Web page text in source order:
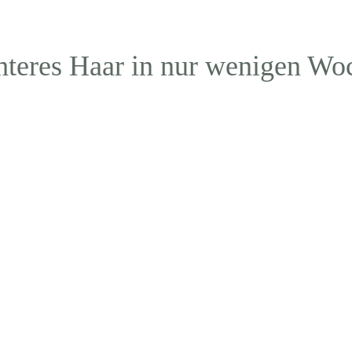
Haar in nur wenigen